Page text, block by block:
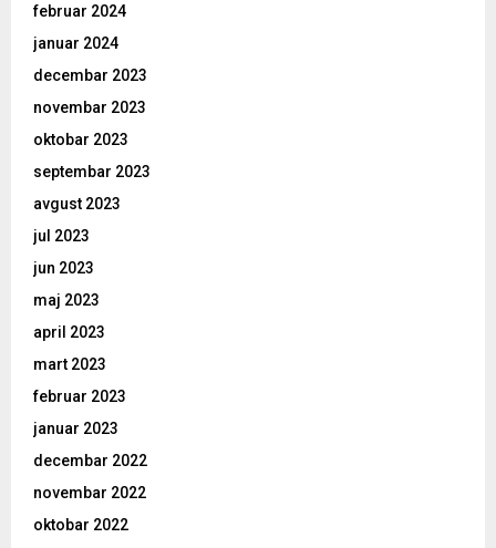
februar 2024
januar 2024
decembar 2023
novembar 2023
oktobar 2023
septembar 2023
avgust 2023
jul 2023
jun 2023
maj 2023
april 2023
mart 2023
februar 2023
januar 2023
decembar 2022
novembar 2022
oktobar 2022